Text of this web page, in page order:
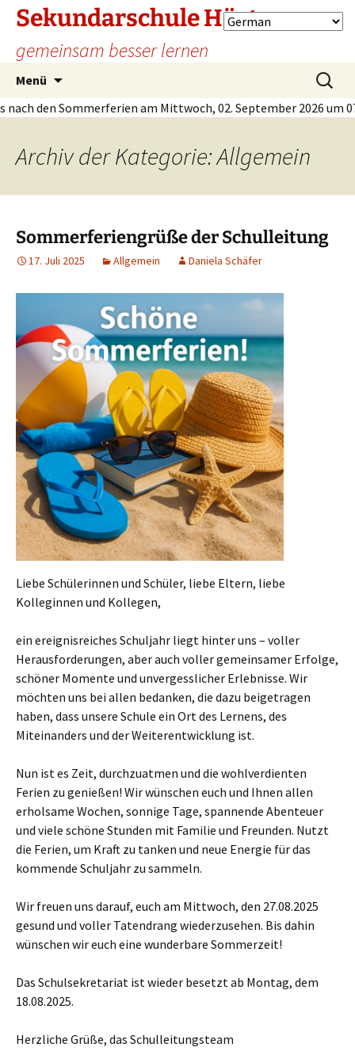
Sekundarschule Höxter
gemeinsam besser lernen
Menü
springen
Suche
nach:
Sommerferien am Mittwoch, 02. September 2026 um 07.35
Archiv der Kategorie: Allgemein
Sommerferiengrüße der Schulleitung
17. Juli 2025 Allgemein Daniela Schäfer
Liebe Schülerinnen und Schüler, liebe Eltern, liebe
Kolleginnen und Kollegen,
ein ereignisreiches Schuljahr liegt hinter uns – voller
Herausforderungen, aber auch voller gemeinsamer Erfolge,
schöner Momente und unvergesslicher Erlebnisse. Wir
möchten uns bei allen bedanken, die dazu beigetragen
haben, dass unsere Schule ein Ort des Lernens, des
Miteinanders und der Weiterentwicklung ist.
Nun ist es Zeit, durchzuatmen und die wohlverdienten
Ferien zu genießen! Wir wünschen euch und Ihnen allen
erholsame Wochen, sonnige Tage, spannende Abenteuer
und viele schöne Stunden mit Familie und Freunden. Nutzt
die Ferien, um Kraft zu tanken und neue Energie für das
kommende Schuljahr zu sammeln.
Wir freuen uns darauf, euch am Mittwoch, den 27.08.2025
gesund und voller Tatendrang wiederzusehen. Bis dahin
wünschen wir euch eine wunderbare Sommerzeit!
Das Schulsekretariat ist wieder besetzt ab Montag, dem
18.08.2025.
Herzliche Grüße, das Schulleitungsteam